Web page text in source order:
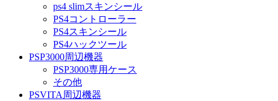
ps4 slimスキンシール
PS4コントローラー
PS4スキンシール
PS4ハックツール
PSP3000周辺機器
PSP3000専用ケース
その他
PSVITA周辺機器